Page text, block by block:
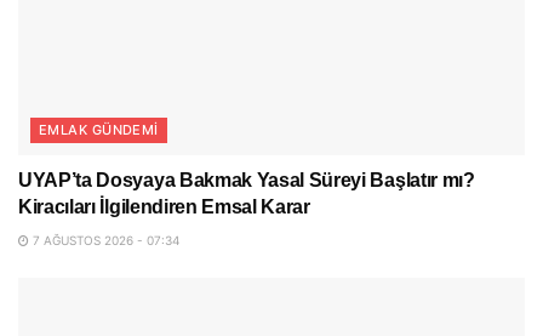
EMLAK GÜNDEMI
UYAP’ta Dosyaya Bakmak Yasal Süreyi Başlatır mı?
Kiracıları İlgilendiren Emsal Karar
7 AĞUSTOS 2026 - 07:34